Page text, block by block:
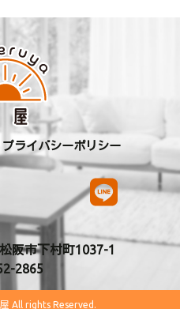
プライバシーポリシー
阪市下村町1037-1
2865
All rights Reserved.